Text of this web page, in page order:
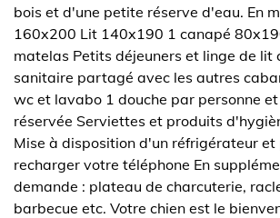
bois et d'une petite réserve d'eau. En
160x200 Lit 140x190 1 canapé
matelas Petits déjeuners et linge de lit
sanitaire partagé avec les autres
wc et lavabo 1 douche par personne
réservée Serviettes et produits
Mise à disposition d'un réfrigérateur et
recharger votre téléphone En
demande : plateau de charcuterie,
barbecue etc. Votre chien est le